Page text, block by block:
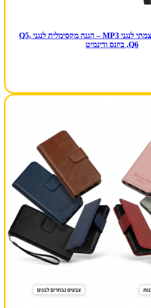
מגן מסך זכוכית עוצמתי לנגני MP3 – הגנה מקסימלית לנגני Q5,
Q6, ביזנס ודינמיט